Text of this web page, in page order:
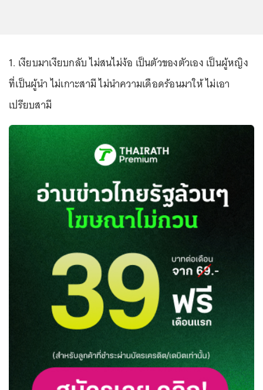
1. เงียบมาเงียบกลับ ไม่สนไม่ง้อ เป็นตัวของตัวเอง เป็นผู้หญิง
ที่เป็นผู้นำ ไม่เกาะสามี ไม่นำความเดือดร้อนมาให้ ไม่เอา
เปรียบสามี